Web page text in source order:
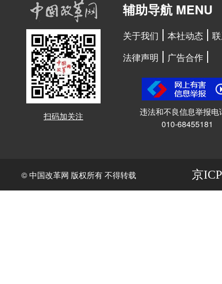
扫码加关注
辅助导航 MENU
关于我们 本社动态
法律声明
广告合作
违法和不良信息举报电
010-68455181
© 中国改革网 版权所有 不得转载 京